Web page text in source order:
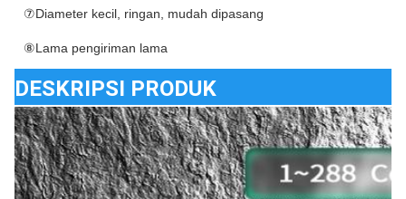
⑦Diameter kecil, ringan, mudah dipasang
⑧Lama pengiriman lama
DESKRIPSI PRODUK